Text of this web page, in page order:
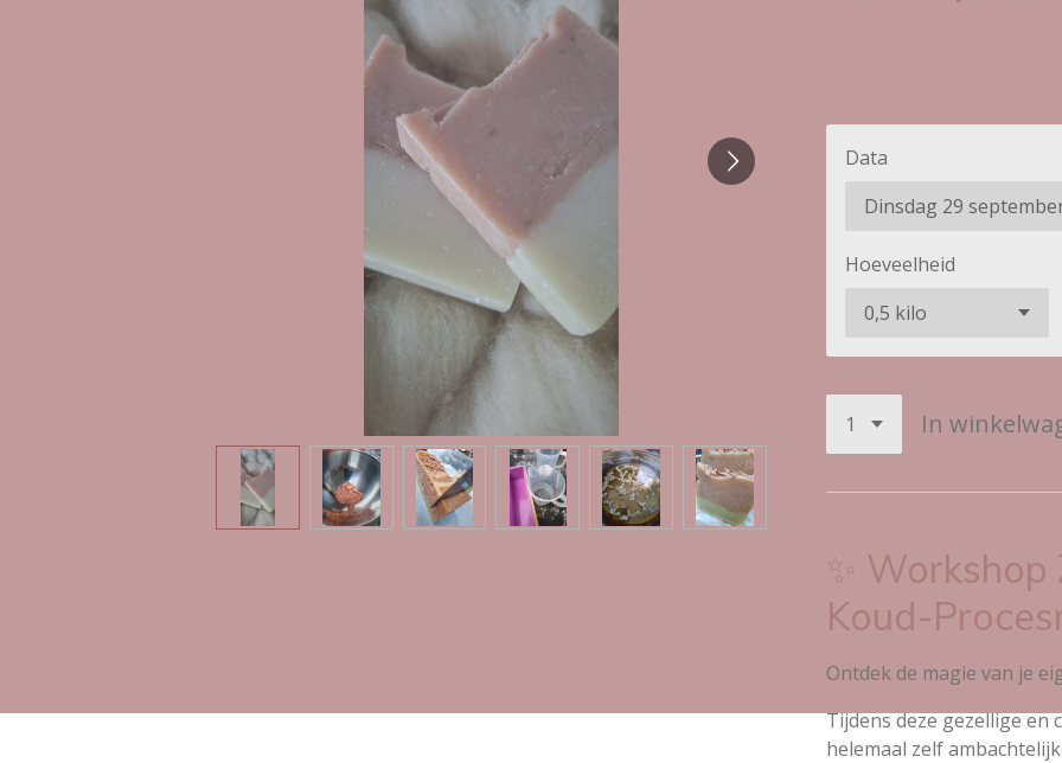
Data
Hoeveelheid
In
✨ Workshop
Koud-
Ontdek de magie van je
Tijdens deze gezellige en
helemaal zelf